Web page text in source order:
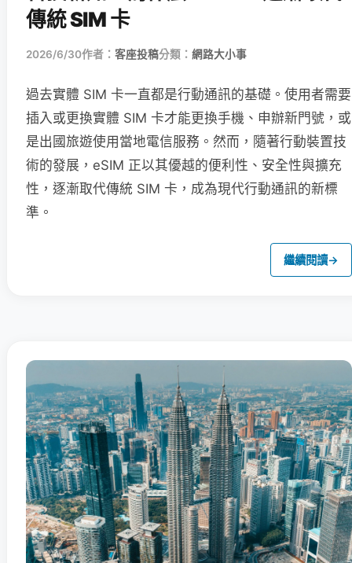
傳統 SIM 卡
2026/6/30作者： 客座投稿分類： 網路大小事
過去實體 SIM 卡一直都是行動通訊的基礎。使用者需要
插入或更換實體 SIM 卡才能更換手機、申辦新門號，或
是出國旅遊使用當地電信服務。然而，隨著行動裝置技
術的發展，eSIM 正以其優越的便利性、安全性與擴充
性，逐漸取代傳統 SIM 卡，成為現代行動通訊的新標
準。
繼續閱讀→